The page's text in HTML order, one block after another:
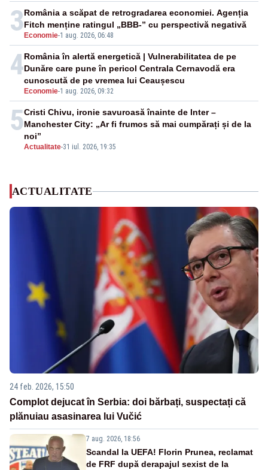
3 Economie-1 aug. 2026, 06:48
România a scăpat de retrogradarea economiei. Agenția
Fitch menține ratingul „BBB-” cu perspectivă negativă
4
Economie-1 aug. 2026, 09:32
România în alertă energetică | Vulnerabilitatea de pe
Dunăre care pune în pericol Centrala Cernavodă era
cunoscută de pe vremea lui Ceaușescu
5
Actualitate-31 iul. 2026, 19:35
Cristi Chivu, ironie savuroasă înainte de Inter –
Manchester City: „Ar fi frumos să mai cumpărați și de la
noi”
ACTUALITATE
24 feb. 2026, 15:50
Complot dejucat în Serbia: doi bărbați, suspectați că
plănuiau asasinarea lui Vučić
7 aug. 2026, 18:56
Scandal la UEFA! Florin Prunea, reclamat
de FRF după derapajul sexist de la